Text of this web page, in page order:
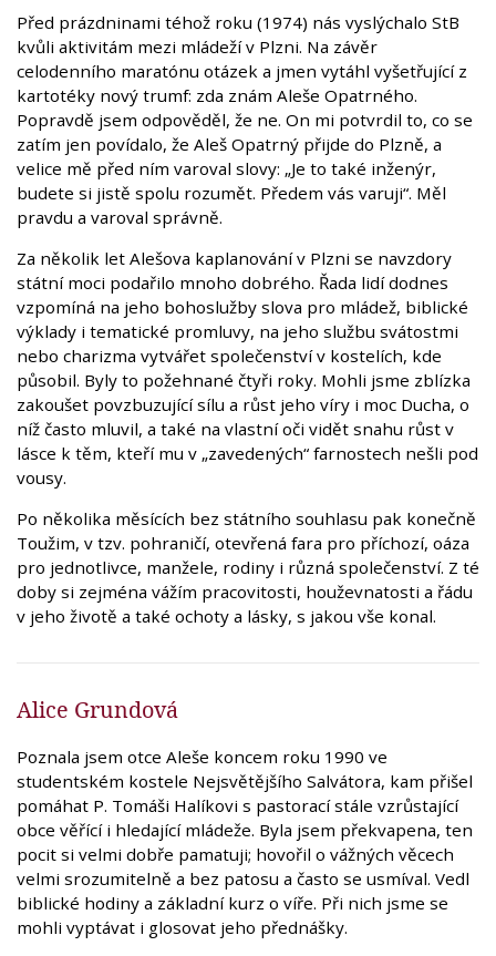
Před prázdninami téhož roku (1974) nás vyslýchalo StB
kvůli aktivitám mezi mládeží v Plzni. Na závěr
celodenního maratónu otázek a jmen vytáhl vyšetřující z
kartotéky nový trumf: zda znám Aleše Opatrného.
Popravdě jsem odpověděl, že ne. On mi potvrdil to, co se
zatím jen povídalo, že Aleš Opatrný přijde do Plzně, a
velice mě před ním varoval slovy: „Je to také inženýr,
budete si jistě spolu rozumět. Předem vás varuji“. Měl
pravdu a varoval správně.
Za několik let Alešova kaplanování v Plzni se navzdory
státní moci podařilo mnoho dobrého. Řada lidí dodnes
vzpomíná na jeho bohoslužby slova pro mládež, biblické
výklady i tematické promluvy, na jeho službu svátostmi
nebo charizma vytvářet společenství v kostelích, kde
působil. Byly to požehnané čtyři roky. Mohli jsme zblízka
zakoušet povzbuzující sílu a růst jeho víry i moc Ducha, o
níž často mluvil, a také na vlastní oči vidět snahu růst v
lásce k těm, kteří mu v „zavedených“ farnostech nešli pod
vousy.
Po několika měsících bez státního souhlasu pak konečně
Toužim, v tzv. pohraničí, otevřená fara pro příchozí, oáza
pro jednotlivce, manžele, rodiny i různá společenství. Z té
doby si zejména vážím pracovitosti, houževnatosti a řádu
v jeho životě a také ochoty a lásky, s jakou vše konal.
Alice Grundová
Poznala jsem otce Aleše koncem roku 1990 ve
studentském kostele Nejsvětějšího Salvátora, kam přišel
pomáhat P. Tomáši Halíkovi s pastorací stále vzrůstající
obce věřící i hledající mládeže. Byla jsem překvapena, ten
pocit si velmi dobře pamatuji; hovořil o vážných věcech
velmi srozumitelně a bez patosu a často se usmíval. Vedl
biblické hodiny a základní kurz o víře. Při nich jsme se
mohli vyptávat i glosovat jeho přednášky.